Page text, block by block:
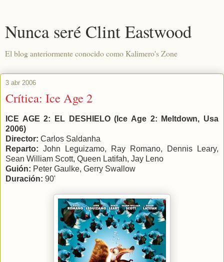
Nunca seré Clint Eastwood
El blog anteriormente conocido como Kalimero's Zone
3 abr 2006
Crítica: Ice Age 2
ICE AGE 2: EL DESHIELO (Ice Age 2: Meltdown, Usa
2006)
Director: Carlos Saldanha
Reparto: John Leguizamo, Ray Romano, Dennis Leary,
Sean William Scott, Queen Latifah, Jay Leno
Guión: Peter Gaulke, Gerry Swallow
Duración: 90'